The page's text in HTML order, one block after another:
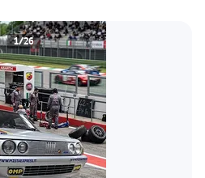
1/26